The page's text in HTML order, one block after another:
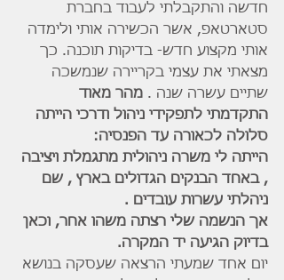
חדשה והתקבלתי לעבוד בחברת
סטארטאפ, אשר הכשירה אותי ולימדה
אותי מקצוע חדש- בדיקות תוכנה. כך
מצאתי את עצמי בקריירה שנמשכה
שתיים עשרה שנה . מהר מאוד
התקדמתי לתפקידי ניהול ודרכי הייתה
סלולה לכאורה עד הפנסיה:
הייתה לי משרה ניהולית מתגמלת ויציבה
, באחד הבנקים הגדולים בארץ , שם
ניהלתי עשרות עובדים .
אך הנשמה שלי רצתה משהו אחר, וכאן
בדיוק הגיעה יד המקרה.
יום אחד שמעתי הרצאה שעסקה בנושא